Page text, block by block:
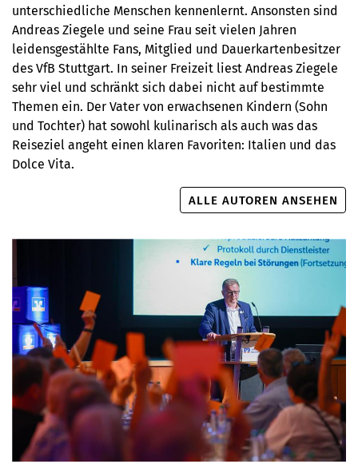
unterschiedliche Menschen kennenlernt. Ansonsten sind
Andreas Ziegele und seine Frau seit vielen Jahren
leidensgestählte Fans, Mitglied und Dauerkartenbesitzer
des VfB Stuttgart. In seiner Freizeit liest Andreas Ziegele
sehr viel und schränkt sich dabei nicht auf bestimmte
Themen ein. Der Vater von erwachsenen Kindern (Sohn
und Tochter) hat sowohl kulinarisch als auch was das
Reiseziel angeht einen klaren Favoriten: Italien und das
Dolce Vita.
ALLE AUTOREN ANSEHEN